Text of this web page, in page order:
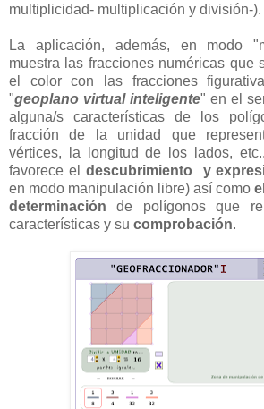
multiplicidad- multiplicación y división-).
La aplicación, además, en modo
muestra las fracciones numéricas que
el color con las fracciones
"geoplano virtual inteligente" en el
alguna/s características de los
fracción de la unidad que
vértices, la longitud de los lados,
favorece el descubrimiento y
en modo manipulación libre) así como
determinación de polígonos que
características y su comprobación.